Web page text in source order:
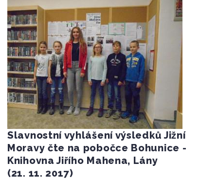
Slavnostní vyhlášení výsledků Jižní
Moravy čte na pobočce Bohunice -
Knihovna Jiřího Mahena, Lány
(21. 11. 2017)